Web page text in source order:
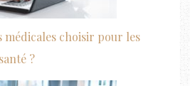
médicales choisir pour les
?